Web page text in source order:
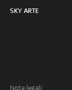
SKY ARTE
Note legali: